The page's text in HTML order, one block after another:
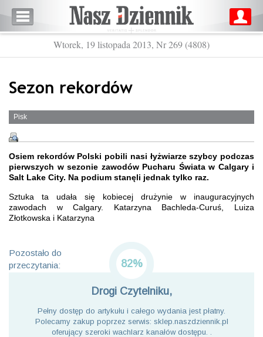
Wtorek, 19 listopada 2013, Nr 269 (4808)
Sezon rekordów
Pisk
Osiem rekordów Polski pobili nasi łyżwiarze szybcy podczas
pierwszych w sezonie zawodów Pucharu Świata w Calgary i
Salt Lake City. Na podium stanęli jednak tylko raz.
Sztuka ta udała się kobiecej drużynie w inauguracyjnych
zawodach w Calgary. Katarzyna Bachleda-Curuś, Luiza
Złotkowska i Katarzyna
Pozostało do
przeczytania:
82%
Drogi Czytelniku,
Pełny dostęp do artykułu i całego wydania jest płatny.
Polecamy zakup poprzez serwis: sklep.naszdziennik.pl
oferujący szeroki wachlarz kanałów dostępu. .